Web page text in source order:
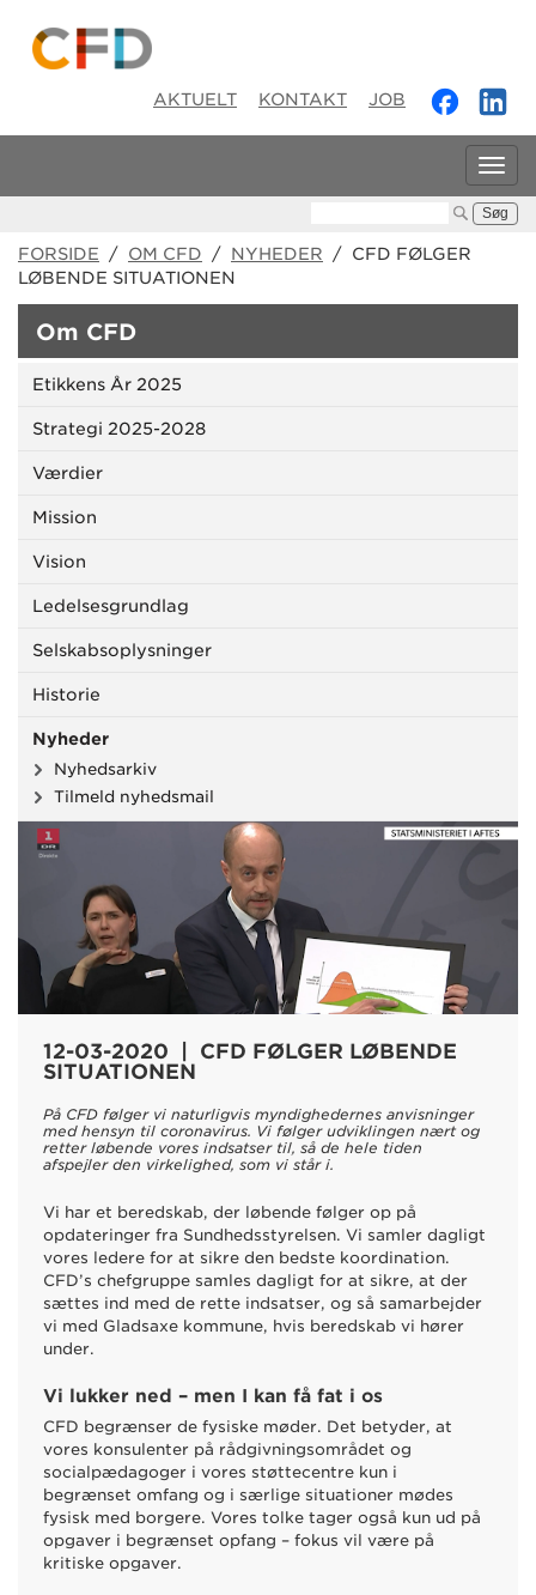
AKTUELT KONTAKT JOB
FORSIDE / OM CFD / NYHEDER / CFD FØLGER
LØBENDE SITUATIONEN
Om CFD
Etikkens År 2025
Strategi 2025-2028
Værdier
Mission
Vision
Ledelsesgrundlag
Selskabsoplysninger
Historie
Nyheder
Nyhedsarkiv
Tilmeld nyhedsmail
12-03-2020 | CFD FØLGER LØBENDE
SITUATIONEN
På CFD følger vi naturligvis myndighedernes anvisninger
med hensyn til coronavirus. Vi følger udviklingen nært og
retter løbende vores indsatser til, så de hele tiden
afspejler den virkelighed, som vi står i.
Vi har et beredskab, der løbende følger op på
opdateringer fra Sundhedsstyrelsen. Vi samler dagligt
vores ledere for at sikre den bedste koordination.
CFD’s chefgruppe samles dagligt for at sikre, at der
sættes ind med de rette indsatser, og så samarbejder
vi med Gladsaxe kommune, hvis beredskab vi hører
under.
Vi lukker ned – men I kan få fat i os
CFD begrænser de fysiske møder. Det betyder, at
vores konsulenter på rådgivningsområdet og
socialpædagoger i vores støttecentre kun i
begrænset omfang og i særlige situationer mødes
fysisk med borgere. Vores tolke tager også kun ud på
opgaver i begrænset opfang – fokus vil være på
kritiske opgaver.